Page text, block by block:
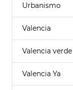
Urbanismo
Valencia
Valencia verde
Valencia Ya